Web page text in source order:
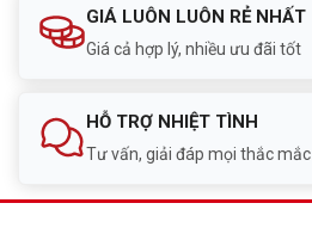
GIÁ LUÔN LUÔN RẺ NHẤT
Giá cả hợp lý, nhiều ưu đãi tốt
HỖ TRỢ NHIỆT TÌNH
Tư vấn, giải đáp mọi thắc mắc